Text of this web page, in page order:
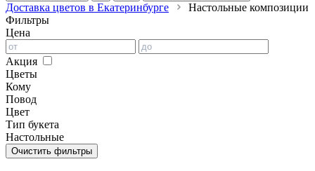
Доставка цветов в Екатеринбурге
Настольные композиции
Фильтры
Цена
Акция
Цветы
Кому
Повод
Цвет
Тип букета
Настольные
Очистить фильтры